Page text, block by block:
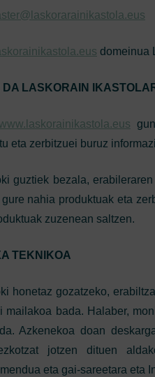
askorarainikastola.eus
domeinua
DA LASKORAIN
eta zerbitzuei buruz
guztiek bezala,
nahia produktuak eta
zuzenean saltzen.
TEKNIKOA
honetaz gozatzeko,
mailakoa bada. Halaber,
Azkenekoa doan
jotzen dituen
eta gai-sareetara eta